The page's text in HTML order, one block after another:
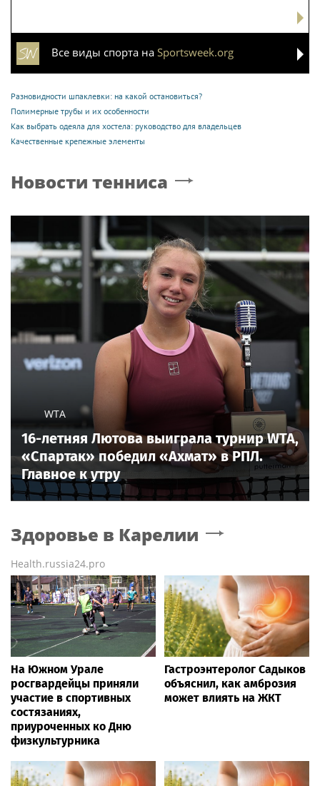
Все виды спорта на Sportsweek.org
Разновидности шпаклевки: на какой остановиться?
Полимерные трубы и их особенности
Как выбрать одеяла для хостела: руководство для владельцев
Качественные крепежные элементы
Новости тенниса
WTA
16-летняя Лютова выиграла турнир WTA,
«Спартак» победил «Ахмат» в РПЛ.
Главное к утру
Здоровье в Карелии
Health.russia24.pro
На Южном Урале
росгвардейцы приняли
участие в спортивных
состязаниях,
приуроченных ко Дню
физкультурника
Гастроэнтеролог Садыков
объяснил, как амброзия
может влиять на ЖКТ